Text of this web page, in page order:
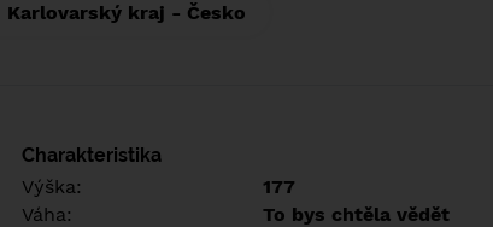
Karlovarský kraj - Česko
Charakteristika
Výška:
177
Váha:
To bys chtěla vědět